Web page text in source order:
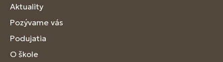
Aktuality
Pozývame vás
Podujatia
O škole